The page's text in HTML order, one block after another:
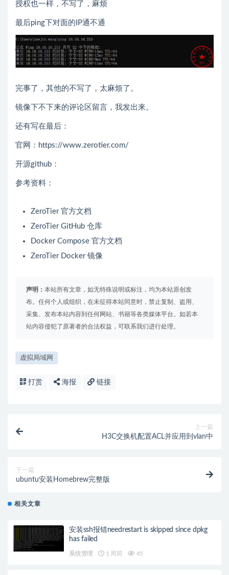
授权也一样，不写了，麻烦
最后ping下对面的IP通不通
完事了，其他的不写了，太麻烦了。
镜像下不下来的评论区留言，我发出来。
还有写在最后：
官网：https://www.zerotier.com/
开源github：
参考资料：
ZeroTier 官方文档
ZeroTier GitHub 仓库
Docker Compose 官方文档
ZeroTier Docker 镜像
声明： 本站所有文章，如无特殊说明或标注，均为本站原创发
布。任何个人或组织，在未征得本站同意时，禁止复制、盗用、
采集、发布本站内容到任何网站、书籍等各类媒体平台。如若本
站内容侵犯了原著者的合法权益，可联系我们进行处理。
虚拟局域网
打赏 海报 链接
上一篇
H3C交换机配置ACL并应用到vlan中
下一篇
ubuntu安装Homebrew完整版
相关文章
安装ssh报错needrestart is skipped since dpkg
has failed
系统管理 1 周前 45